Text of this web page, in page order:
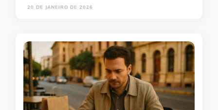
20 DE JANEIRO DE 2026